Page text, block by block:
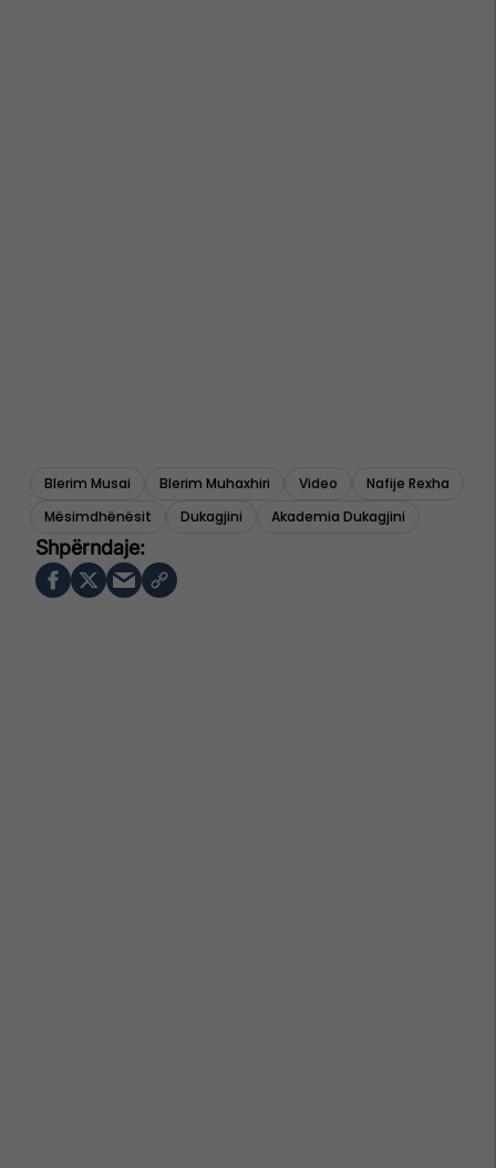
Blerim Musai Blerim Muhaxhiri Video
Nafije Rexha
Mësimdhënësit
Dukagjini Akademia Dukagjini